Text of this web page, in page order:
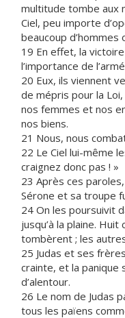
multitude tombe aux
Ciel, peu importe
beaucoup
19 En effet, la
l’importance de
20 Eux, ils viennent
de mépris pour la
nos femmes et nos
nos biens.
21 Nous, nous
22 Le Ciel lui-même
craignez donc pas ! »
23 Après ces
Sérone et sa troupe
24 On les poursuivit
jusqu’à la plaine.
tombèrent ; les
25 Judas et ses
crainte, et la panique
d’alentour.
26 Le nom de Judas
tous les païens